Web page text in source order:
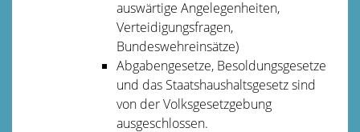
auswärtige Angelegenheiten,
Verteidigungsfragen,
Bundeswehreinsätze)
Abgabengesetze, Besoldungsgesetze
und das Staatshaushaltsgesetz sind
von der Volksgesetzgebung
ausgeschlossen.